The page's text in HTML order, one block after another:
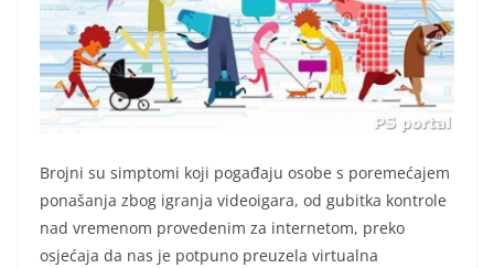
Brojni su simptomi koji pogađaju osobe s poremećajem
ponašanja zbog igranja videoigara, od gubitka kontrole
nad vremenom provedenim za internetom, preko
osjećaja da nas je potpuno preuzela virtualna